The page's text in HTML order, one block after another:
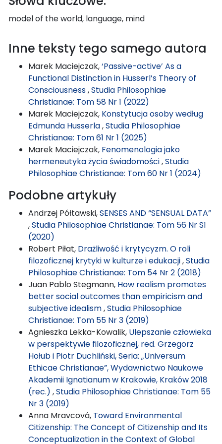
model of the world, language, mind
Inne teksty tego samego autora
Marek Maciejczak,‘Passive-active’ As a
Functional Distinction in Husserl’s Theory of
Consciousness,Studia Philosophiae
Christianae: Tom 58 Nr 1 (2022)
Marek Maciejczak, Konstytucja osoby według
Edmunda Husserla,Studia Philosophiae
Christianae: Tom 61 Nr 1 (2025)
Marek Maciejczak, Fenomenologia jako
hermeneutyka życia świadomości,Studia
Philosophiae Christianae: Tom 60 Nr 1 (2024)
Podobne artykuły
Andrzej Półtawski,SENSES AND “SENSUAL DATA”
,Studia Philosophiae Christianae: Tom 56 Nr S1
(2020)
Robert Piłat, Drażliwość i krytycyzm. O roli
filozoficznej krytyki w kulturze i edukacji,Studia
Philosophiae Christianae: Tom 54 Nr 2 (2018)
Juan Pablo Stegmann, How realism promotes
better social outcomes than empiricism and
subjective idealism,Studia Philosophiae
Christianae: Tom 55 Nr 3 (2019)
Agnieszka Lekka-Kowalik, Ulepszanie człowieka
w perspektywie filozoficznej, red. Grzegorz
Hołub i Piotr Duchliński, Seria: „Universum
Ethicae Christianae”, Wydawnictwo Naukowe
Akademii Ignatianum w Krakowie, Kraków 2018
(rec.) ,Studia Philosophiae Christianae: Tom 55
Nr 3 (2019)
Anna Mravcová, Toward Environmental
Citizenship: The Concept of Citizenship and Its
Conceptualization in the Context of Global